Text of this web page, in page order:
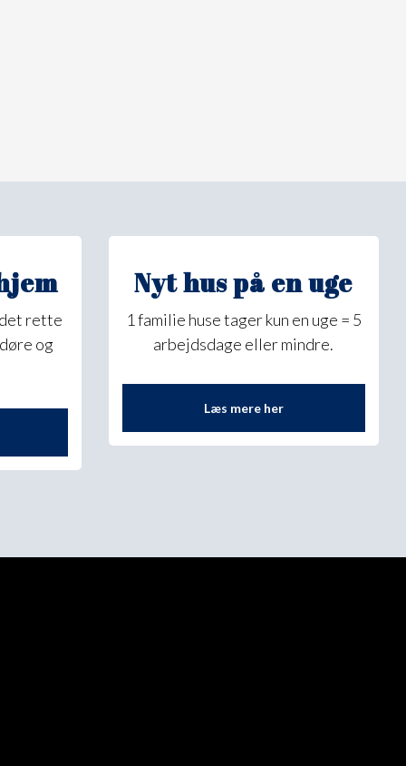
det rette
og
Nyt hus på en uge
1 familie huse tager kun en uge = 5
arbejdsdage eller mindre.
Læs mere her